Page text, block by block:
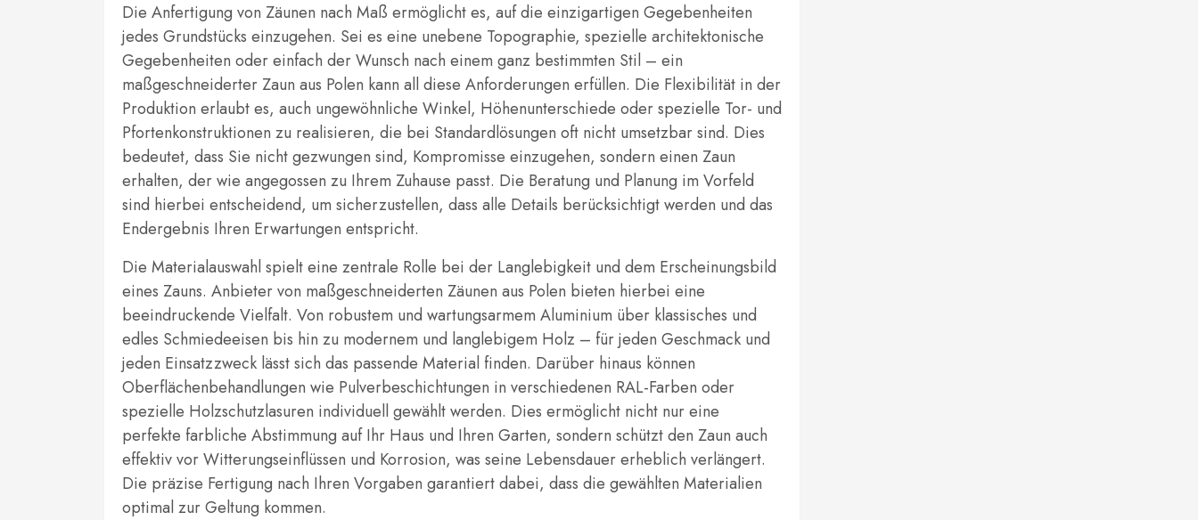
Die Anfertigung von Zäunen nach Maß ermöglicht es, auf die einzigartigen Gegebenheiten
jedes Grundstücks einzugehen. Sei es eine unebene Topographie, spezielle architektonische
Gegebenheiten oder einfach der Wunsch nach einem ganz bestimmten Stil – ein
maßgeschneiderter Zaun aus Polen kann all diese Anforderungen erfüllen. Die Flexibilität in der
Produktion erlaubt es, auch ungewöhnliche Winkel, Höhenunterschiede oder spezielle Tor- und
Pfortenkonstruktionen zu realisieren, die bei Standardlösungen oft nicht umsetzbar sind. Dies
bedeutet, dass Sie nicht gezwungen sind, Kompromisse einzugehen, sondern einen Zaun
erhalten, der wie angegossen zu Ihrem Zuhause passt. Die Beratung und Planung im Vorfeld
sind hierbei entscheidend, um sicherzustellen, dass alle Details berücksichtigt werden und das
Endergebnis Ihren Erwartungen entspricht.
Die Materialauswahl spielt eine zentrale Rolle bei der Langlebigkeit und dem Erscheinungsbild
eines Zauns. Anbieter von maßgeschneiderten Zäunen aus Polen bieten hierbei eine
beeindruckende Vielfalt. Von robustem und wartungsarmem Aluminium über klassisches und
edles Schmiedeeisen bis hin zu modernem und langlebigem Holz – für jeden Geschmack und
jeden Einsatzzweck lässt sich das passende Material finden. Darüber hinaus können
Oberflächenbehandlungen wie Pulverbeschichtungen in verschiedenen RAL-Farben oder
spezielle Holzschutzlasuren individuell gewählt werden. Dies ermöglicht nicht nur eine
perfekte farbliche Abstimmung auf Ihr Haus und Ihren Garten, sondern schützt den Zaun auch
effektiv vor Witterungseinflüssen und Korrosion, was seine Lebensdauer erheblich verlängert.
Die präzise Fertigung nach Ihren Vorgaben garantiert dabei, dass die gewählten Materialien
optimal zur Geltung kommen.